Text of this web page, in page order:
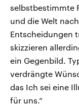
selbstbestimmte
und die Welt
Entscheidungen
skizzieren
ein Gegenbild.
verdrängte
das Ich sei eine
für uns.“